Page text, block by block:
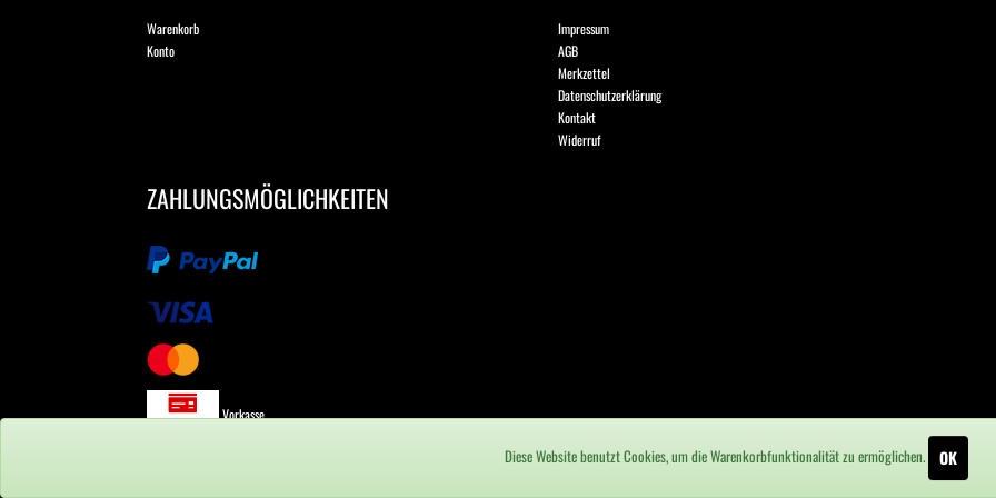
Warenkorb
Konto
Impressum
AGB
Merkzettel
Datenschutzerklärung
Kontakt
Widerruf
ZAHLUNGSMÖGLICHKEITEN
Vorkasse
Diese Website benutzt Cookies, um die Warenkorbfunktionalität zu ermöglichen. OK